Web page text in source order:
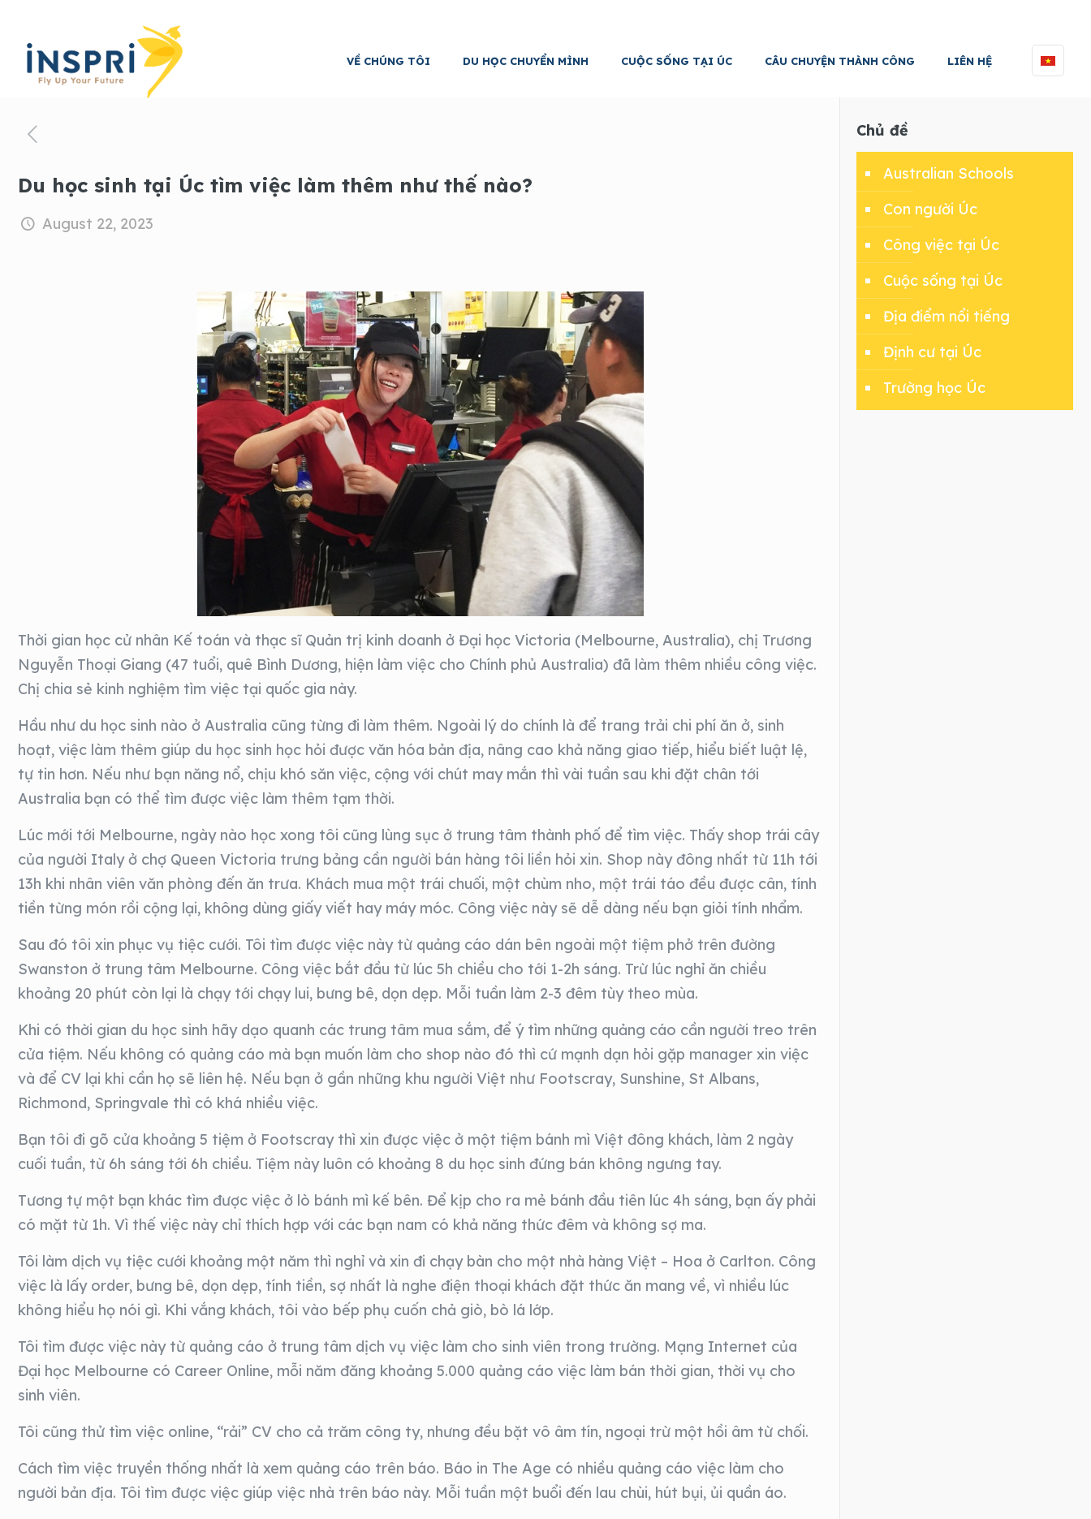
VỀ CHÚNG TÔI DU HỌC CHUYỂN MÌNH CUỘC SỐNG TẠI ÚC CÂU CHUYỆN THÀNH CÔNG LIÊN HỆ
Du học sinh tại Úc tìm việc làm thêm như thế nào?
August 22, 2023
Thời gian học cử nhân Kế toán và thạc sĩ Quản trị kinh doanh ở Đại học Victoria (Melbourne, Australia), chị Trương
Nguyễn Thoại Giang (47 tuổi, quê Bình Dương, hiện làm việc cho Chính phủ Australia) đã làm thêm nhiều công việc.
Chị chia sẻ kinh nghiệm tìm việc tại quốc gia này.
Hầu như du học sinh nào ở Australia cũng từng đi làm thêm. Ngoài lý do chính là để trang trải chi phí ăn ở, sinh
hoạt, việc làm thêm giúp du học sinh học hỏi được văn hóa bản địa, nâng cao khả năng giao tiếp, hiểu biết luật lệ,
tự tin hơn. Nếu như bạn năng nổ, chịu khó săn việc, cộng với chút may mắn thì vài tuần sau khi đặt chân tới
Australia bạn có thể tìm được việc làm thêm tạm thời.
Lúc mới tới Melbourne, ngày nào học xong tôi cũng lùng sục ở trung tâm thành phố để tìm việc. Thấy shop trái cây
của người Italy ở chợ Queen Victoria trưng bảng cần người bán hàng tôi liền hỏi xin. Shop này đông nhất từ 11h tới
13h khi nhân viên văn phòng đến ăn trưa. Khách mua một trái chuối, một chùm nho, một trái táo đều được cân, tính
tiền từng món rồi cộng lại, không dùng giấy viết hay máy móc. Công việc này sẽ dễ dàng nếu bạn giỏi tính nhẩm.
Sau đó tôi xin phục vụ tiệc cưới. Tôi tìm được việc này từ quảng cáo dán bên ngoài một tiệm phở trên đường
Swanston ở trung tâm Melbourne. Công việc bắt đầu từ lúc 5h chiều cho tới 1-2h sáng. Trừ lúc nghỉ ăn chiều
khoảng 20 phút còn lại là chạy tới chạy lui, bưng bê, dọn dẹp. Mỗi tuần làm 2-3 đêm tùy theo mùa.
Khi có thời gian du học sinh hãy dạo quanh các trung tâm mua sắm, để ý tìm những quảng cáo cần người treo trên
cửa tiệm. Nếu không có quảng cáo mà bạn muốn làm cho shop nào đó thì cứ mạnh dạn hỏi gặp manager xin việc
và để CV lại khi cần họ sẽ liên hệ. Nếu bạn ở gần những khu người Việt như Footscray, Sunshine, St Albans,
Richmond, Springvale thì có khá nhiều việc.
Bạn tôi đi gõ cửa khoảng 5 tiệm ở Footscray thì xin được việc ở một tiệm bánh mì Việt đông khách, làm 2 ngày
cuối tuần, từ 6h sáng tới 6h chiều. Tiệm này luôn có khoảng 8 du học sinh đứng bán không ngưng tay.
Tương tự một bạn khác tìm được việc ở lò bánh mì kế bên. Để kịp cho ra mẻ bánh đầu tiên lúc 4h sáng, bạn ấy phải
có mặt từ 1h. Vì thế việc này chỉ thích hợp với các bạn nam có khả năng thức đêm và không sợ ma.
Tôi làm dịch vụ tiệc cưới khoảng một năm thì nghỉ và xin đi chạy bàn cho một nhà hàng Việt – Hoa ở Carlton. Công
việc là lấy order, bưng bê, dọn dẹp, tính tiền, sợ nhất là nghe điện thoại khách đặt thức ăn mang về, vì nhiều lúc
không hiểu họ nói gì. Khi vắng khách, tôi vào bếp phụ cuốn chả giò, bò lá lớp.
Tôi tìm được việc này từ quảng cáo ở trung tâm dịch vụ việc làm cho sinh viên trong trường. Mạng Internet của
Đại học Melbourne có Career Online, mỗi năm đăng khoảng 5.000 quảng cáo việc làm bán thời gian, thời vụ cho
sinh viên.
Tôi cũng thử tìm việc online, “rải” CV cho cả trăm công ty, nhưng đều bặt vô âm tín, ngoại trừ một hồi âm từ chối.
Cách tìm việc truyền thống nhất là xem quảng cáo trên báo. Báo in The Age có nhiều quảng cáo việc làm cho
người bản địa. Tôi tìm được việc giúp việc nhà trên báo này. Mỗi tuần một buổi đến lau chùi, hút bụi, ủi quần áo.
Chủ đề
Australian Schools
Con người Úc
Công việc tại Úc
Cuộc sống tại Úc
Địa điểm nổi tiếng
Định cư tại Úc
Trường học Úc